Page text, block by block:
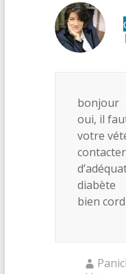
bonjour
oui, il
votre
diabète
bien